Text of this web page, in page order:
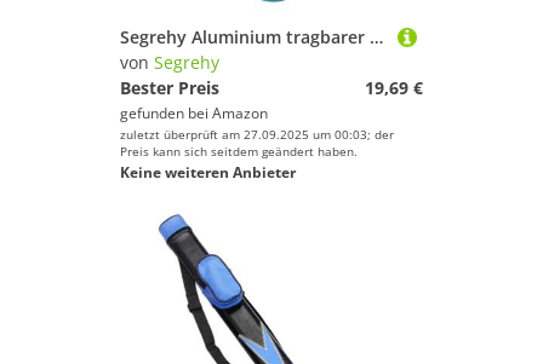
Segrehy Aluminium tragbarer Mini Magnetic Cue TIPP Kreidehalter Billard Pool Chalks Träger (Blau)
von Segrehy
Bester Preis
19,69 €
gefunden bei Amazon
zuletzt überprüft am 27.09.2025 um 00:03; der
Preis kann sich seitdem geändert haben.
Keine weiteren Anbieter